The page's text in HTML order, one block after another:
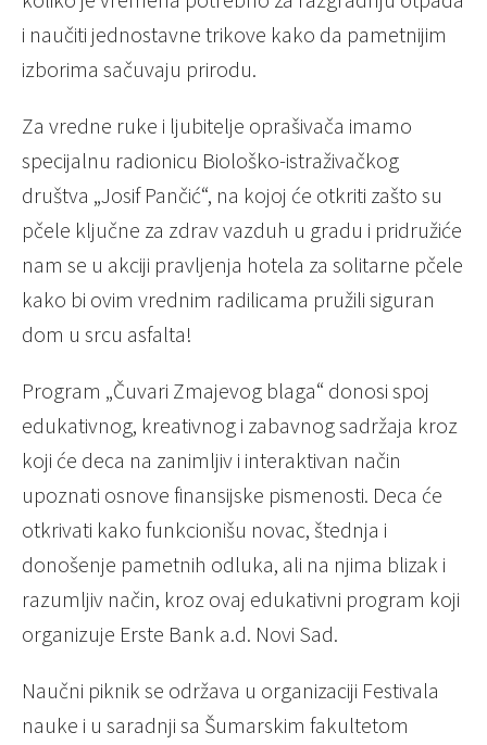
i naučiti jednostavne trikove kako da pametnijim
izborima sačuvaju prirodu.
Za vredne ruke i ljubitelje oprašivača imamo
specijalnu radionicu Biološko-istraživačkog
društva „Josif Pančić“, na kojoj će otkriti zašto su
pčele ključne za zdrav vazduh u gradu i pridružiće
nam se u akciji pravljenja hotela za solitarne pčele
kako bi ovim vrednim radilicama pružili siguran
dom u srcu asfalta!
Program „Čuvari Zmajevog blaga“ donosi spoj
edukativnog, kreativnog i zabavnog sadržaja kroz
koji će deca na zanimljiv i interaktivan način
upoznati osnove finansijske pismenosti. Deca će
otkrivati kako funkcionišu novac, štednja i
donošenje pametnih odluka, ali na njima blizak i
razumljiv način, kroz ovaj edukativni program koji
organizuje Erste Bank a.d. Novi Sad.
Naučni piknik se održava u organizaciji Festivala
nauke i u saradnji sa Šumarskim fakultetom